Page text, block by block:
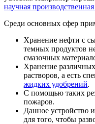
научная
Среди основных сфер
Хранение нефти с
темных продуктов
смазочных
Хранение
растворов, а есть
жидких удобрений.
С помощью таких
пожаров.
Данное устройство
для того, чтобы